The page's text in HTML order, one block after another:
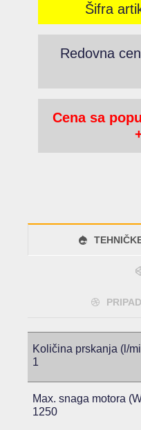
Šifra
Redovna
Cena sa
Količina prskanja (l/
1
Max. snaga motora
1250